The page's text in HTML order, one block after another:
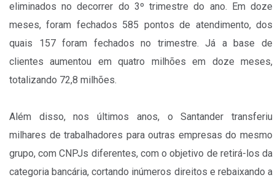
eliminados no decorrer do 3º trimestre do ano. Em doze
meses, foram fechados 585 pontos de atendimento, dos
quais 157 foram fechados no trimestre. Já a base de
clientes aumentou em quatro milhões em doze meses,
totalizando 72,8 milhões.
Além disso, nos últimos anos, o Santander transferiu
milhares de trabalhadores para outras empresas do mesmo
grupo, com CNPJs diferentes, com o objetivo de retirá-los da
categoria bancária, cortando inúmeros direitos e rebaixando a